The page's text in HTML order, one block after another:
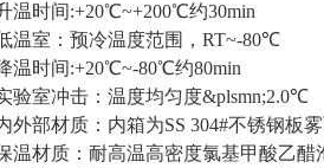
温时间:+20℃~+200℃约30min
温室：预冷温度范围，RT~-80℃
温时间:+20℃~-80℃约80min
验室冲击：温度均匀度&plsmn;2.0℃
外部材质：内箱为SS 304#不锈钢板
温材质：耐高温高密度氯基甲酸乙醋